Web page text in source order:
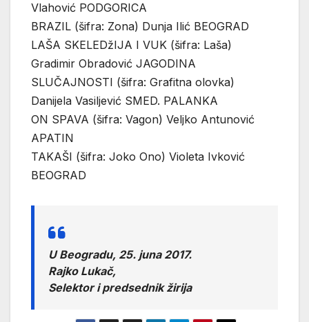
Vlahović PODGORICA
BRAZIL (šifra: Zona) Dunja Ilić BEOGRAD
LAŠA SKELEDžIJA I VUK (šifra: Laša)
Gradimir Obradović JAGODINA
SLUČAJNOSTI (šifra: Grafitna olovka)
Danijela Vasiljević SMED. PALANKA
ON SPAVA (šifra: Vagon) Veljko Antunović
APATIN
TAKAŠI (šifra: Joko Ono) Violeta Ivković
BEOGRAD
U Beogradu, 25. juna 2017.
Rajko Lukač,
Selektor i predsednik žirija